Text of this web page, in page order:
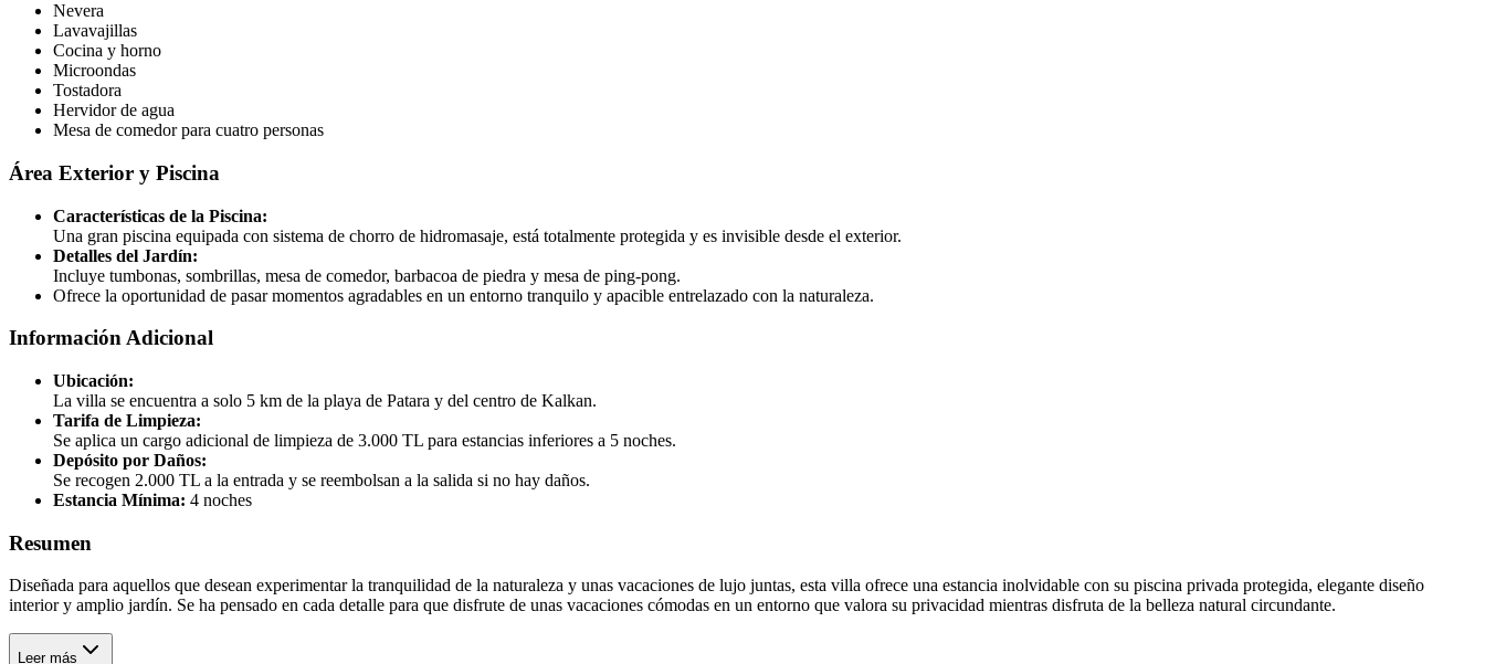
Nevera
Lavavajillas
Cocina y horno
Microondas
Tostadora
Hervidor de agua
Mesa de comedor para cuatro personas
Área Exterior y Piscina
Características de la Piscina:
Una gran piscina equipada con sistema de chorro de hidromasaje, está totalmente protegida y es invisible desde el exterior.
Detalles del Jardín:
Incluye tumbonas, sombrillas, mesa de comedor, barbacoa de piedra y mesa de ping-pong.
Ofrece la oportunidad de pasar momentos agradables en un entorno tranquilo y apacible entrelazado con la naturaleza.
Información Adicional
Ubicación:
La villa se encuentra a solo 5 km de la playa de Patara y del centro de Kalkan.
Tarifa de Limpieza:
Se aplica un cargo adicional de limpieza de 3.000 TL para estancias inferiores a 5 noches.
Depósito por Daños:
Se recogen 2.000 TL a la entrada y se reembolsan a la salida si no hay daños.
Estancia Mínima: 4 noches
Resumen
Diseñada para aquellos que desean experimentar la tranquilidad de la naturaleza y unas vacaciones de lujo juntas, esta villa ofrece una estancia inolvidable con su piscina privada protegida, elegante diseño
interior y amplio jardín. Se ha pensado en cada detalle para que disfrute de unas vacaciones cómodas en un entorno que valora su privacidad mientras disfruta de la belleza natural circundante.
Leer más